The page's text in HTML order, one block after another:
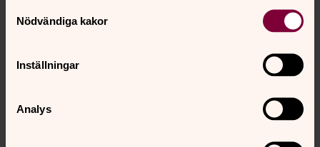
Nödvändiga kakor
Inställningar
Analys
olika aktiviteter, möten och sammankomster äger
rum.
Föreslog Eva Brunne att korsen skulle tas bort för
att inte provocera muslimer?
uppdrag Sjömanskyrkan har, enligt statuterna ”att
avseende”. Vid en eventuell situation då sjömän